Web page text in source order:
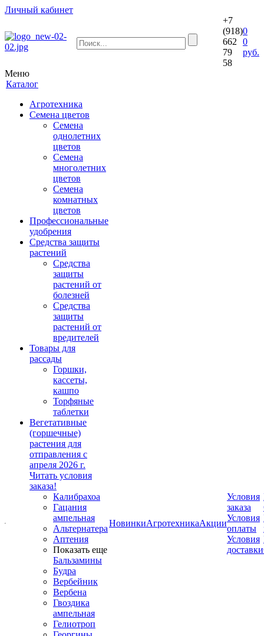
Личный кабинет
+7
(918)
662
79
58
0
0
руб.
Меню
Каталог
Агротехника
Семена цветов
Семена
однолетних
цветов
Семена
многолетних
цветов
Семена
комнатных
цветов
Профессиональные
удобрения
Средства защиты
растений
Средства
защиты
растений от
болезней
Средства
защиты
растений от
вредителей
Товары для
рассады
Горшки,
кассеты,
кашпо
Торфяные
таблетки
Вегетативные
(горшечные)
растения для
отправления с
апреля 2026 г.
Читать условия
заказа!
Калибрахоа
Гацания
ампельная
Альтернатера
Аптения
Показать еще
Бальзамины
Будра
Вербейник
Вербена
Гвоздика
ампельная
Гелиотроп
НовинкиАгротехникаАкции
Условия
заказа
Условия
оплаты
Условия
доставки